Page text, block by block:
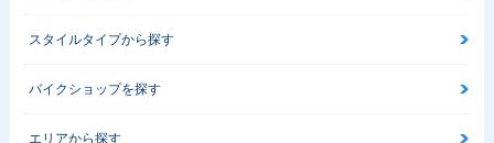
スタイルタイプから探す
バイクショップを探す
エリアから探す